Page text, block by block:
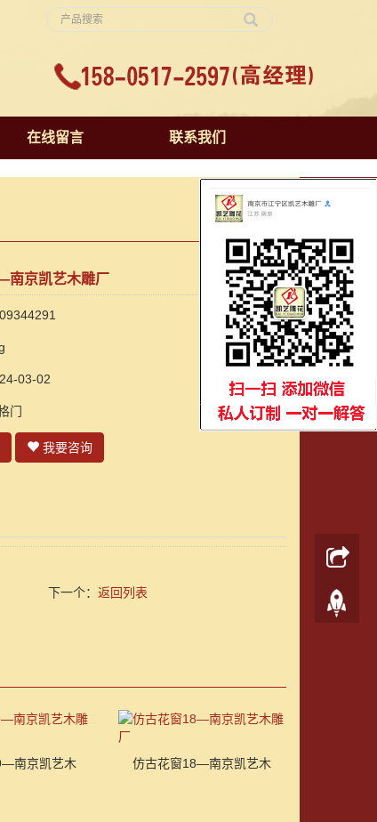
在线留言 联系我们
南京凯艺木雕厂
03-02
门
我要咨询
下一个：返回列表
南京凯艺木 仿古花窗18—南京凯艺木